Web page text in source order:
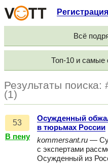
Регистрация
Всё
Топ-10 и
Результаты поиска:
(1)
53
В пену
Осужденный
в тюрьмах России
kommersant.ru —
с экспертами
Осужденный из